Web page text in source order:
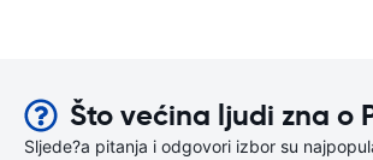
Što većina ljudi zna o
Sljede?a pitanja i odgovori izbor su